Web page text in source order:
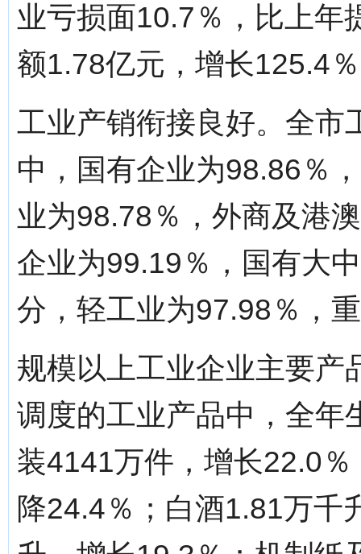
业亏损面10.7％，比上年
额1.78亿元，增长125.4
工业产销衔接良好。全市
中，国有企业为98.86％
业为98.78％，外商及港
企业为99.19％，国有大
分，轻工业为97.98％，
规模以上工业企业主要产
调度的工业产品中，全年
装4141万件，增长22.0
降24.4％；白酒1.81万千